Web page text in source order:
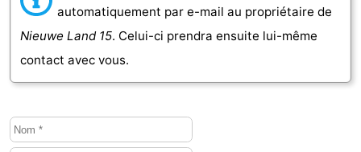
Nature
Mantelingen
Westkapelle
-
automatiquement par e-mail au propriétaire de
Nieuwe Land 15. Celui-ci prendra ensuite lui-même
contact avec vous.